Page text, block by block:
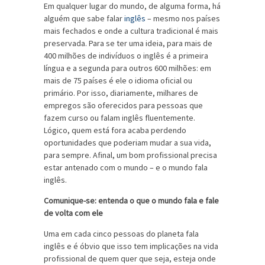
Em qualquer lugar do mundo, de alguma forma, há
alguém que sabe falaringlês – mesmo nos países
mais fechados e onde a cultura tradicional é mais
preservada. Para se ter uma ideia, para mais de
400 milhões de indivíduos o inglês é a primeira
língua e a segunda para outros 600 milhões: em
mais de 75 países é ele o idioma oficial ou
primário. Por isso, diariamente, milhares de
empregos são oferecidos para pessoas que
fazem curso ou falam inglês fluentemente.
Lógico, quem está fora acaba perdendo
oportunidades que poderiam mudar a sua vida,
para sempre. Afinal, um bom profissional precisa
estar antenado com o mundo – e o mundo fala
inglês.
Comunique-se: entenda o que o mundo fala e fale
de volta com ele
Uma em cada cinco pessoas do planeta fala
inglês e é óbvio que isso tem implicações na vida
profissional de quem quer que seja, esteja onde